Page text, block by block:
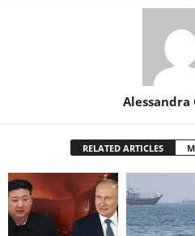
Alessandra
RELATED ARTICLES